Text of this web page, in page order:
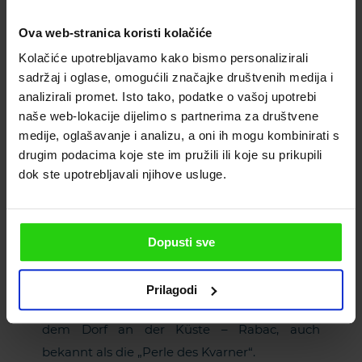
Ova web-stranica koristi kolačiće
Kolačiće upotrebljavamo kako bismo personalizirali
sadržaj i oglase, omogućili značajke društvenih medija i
analizirali promet. Isto tako, podatke o vašoj upotrebi
naše web-lokacije dijelimo s partnerima za društvene
medije, oglašavanje i analizu, a oni ih mogu kombinirati s
drugim podacima koje ste im pružili ili koje su prikupili
dok ste upotrebljavali njihove usluge.
Dopusti sve
Prilagodi
Verteidigungsmauern. Wegen seines
beliebter Ort für Urlaub.
Labin-Rabac
ist eine bezaubernde mittelalterliche Stadt
auf einem Hügel, mit steilen gepflasterten
Straßen, in denen Sie sich gerne verirren
werden. Die Stadt ist perfekt gepaart mit
dem Dorf an der Küste – Rabac, auch
bekannt als die „Perle des Kvarner“.